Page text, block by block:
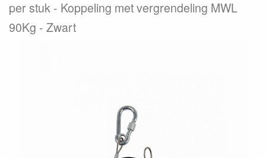
per stuk
Koppeling met vergrendeling MWL
90Kg - Zwart